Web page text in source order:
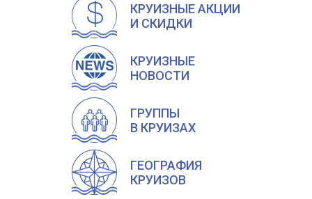
КРУИЗНЫЕ АКЦИИ
И СКИДКИ
КРУИЗНЫЕ
НОВОСТИ
ГРУППЫ
В КРУИЗАХ
ГЕОГРАФИЯ
КРУИЗОВ